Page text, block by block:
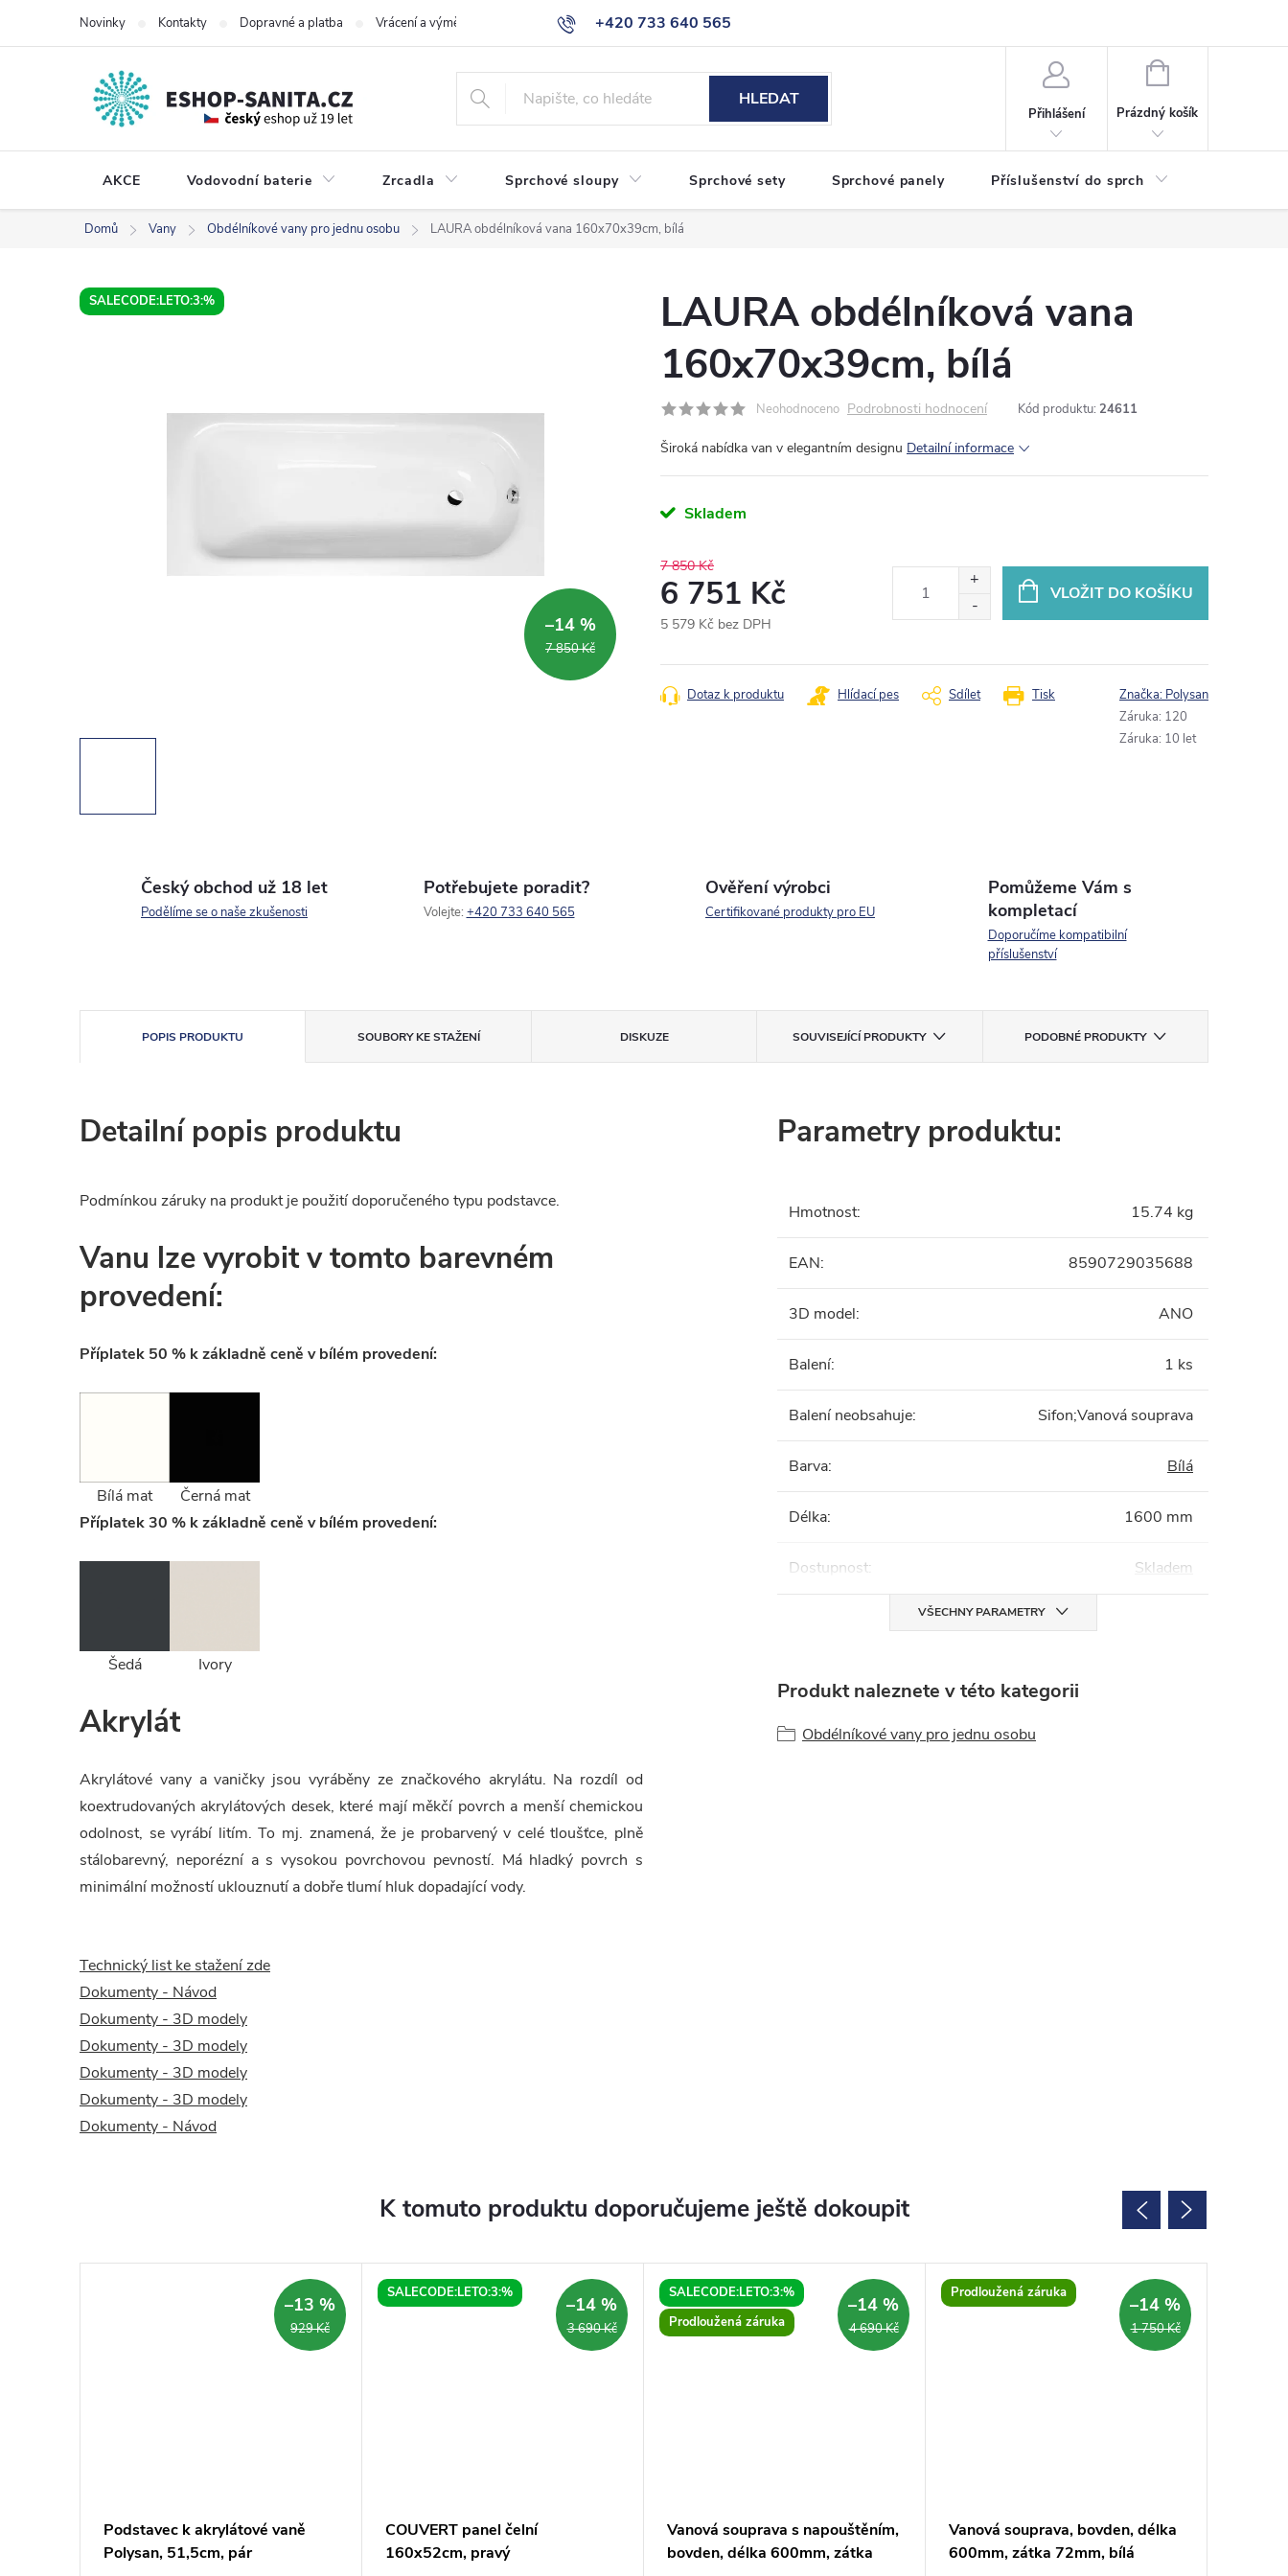
+420 733 640 565
info@eshop-sanita.cz
Novinky Kontakty Dopravné a platba Vrácení a výměna zboží Reklamace Obchodní podmínky
HLEDAT
Přihlášení
NÁKUPNÍ
Prázdný košík
AKCE Vodovodní baterie Zrcadla Sprchové sloupy Sprchové sety Sprchové panely Příslušenství do sprch
Domů Vany Obdélníkové vany pro jednu osobu LAURA obdélníková vana 160x70x39cm, bílá
SALECODE:LETO:3:%
7 850 Kč
–14 %
LAURA obdélníková vana
160x70x39cm, bílá
Neohodnoceno Podrobnosti hodnocení Kód produktu: 24611
Široká nabídka van v elegantním designu Detailní informace
Skladem
7 850 Kč
6 751 Kč
5 579 Kč bez DPH
cena:
VLOŽIT DO KOŠÍKU
Tisk
Dotaz k produktu Hlídací pes Sdílet Značka: Polysan
Záruka: 120
Záruka: 10 let
Český obchod už 18 let
Podělíme se o naše zkušenosti
Potřebujete poradit?
Volejte: +420 733 640 565
Ověření výrobci
Certifikované produkty pro EU
Pomůžeme Vám s
kompletací
Doporučíme kompatibilní
příslušenství
POPIS PRODUKTU SOUBORY KE STAŽENÍ DISKUZE SOUVISEJÍCÍ PRODUKTY PODOBNÉ PRODUKTY
Detailní popis produktu
Podmínkou záruky na produkt je použití doporučeného typu podstavce.
Vanu lze vyrobit v tomto barevném
provedení:
Příplatek 50 % k základně ceně v bílém provedení:
Bílá mat
Černá mat
Příplatek 30 % k základně ceně v bílém provedení:
Šedá Ivory
Akrylát
Akrylátové vany a vaničky jsou vyráběny ze značkového akrylátu. Na rozdíl od
koextrudovaných akrylátových desek, které mají měkčí povrch a menší chemickou
odolnost, se vyrábí litím. To mj. znamená, že je probarvený v celé tloušťce, plně
stálobarevný, neporézní a s vysokou povrchovou pevností. Má hladký povrch s
minimální možností uklouznutí a dobře tlumí hluk dopadající vody.
Technický list ke stažení zde
Dokumenty - Návod
Dokumenty - 3D modely
Dokumenty - 3D modely
Dokumenty - 3D modely
Dokumenty - 3D modely
Dokumenty - Návod
Parametry produktu:
Hmotnost: 15.74 kg
EAN: 8590729035688
3D model: ANO
Balení: 1 ks
Balení neobsahuje: Sifon;Vanová souprava
Barva: Bílá
Délka: 1600 mm
Dostupnost: Skladem
VŠECHNY PARAMETRY
Produkt naleznete v této kategorii
Obdélníkové vany pro jednu osobu
K tomuto produktu doporučujeme ještě dokoupit
929 Kč
–13 %
Podstavec k akrylátové vaně
Polysan, 51,5cm, pár
SALECODE:LETO:3:%
3 690 Kč
–14 %
COUVERT panel čelní
160x52cm, pravý
SALECODE:LETO:3:%
Prodloužená záruka
4 690 Kč
–14 %
Vanová souprava s napouštěním,
bovden, délka 600mm, zátka
Prodloužená záruka
1 750 Kč
–14 %
Vanová souprava, bovden, délka
600mm, zátka 72mm, bílá